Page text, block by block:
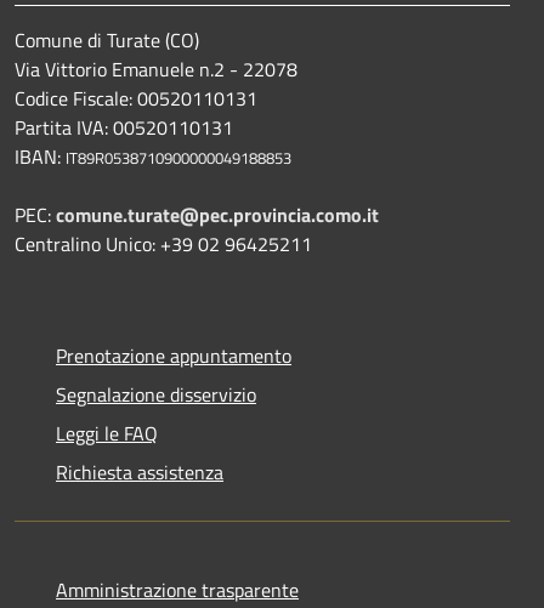
Comune di Turate (CO)
Via Vittorio Emanuele n.2 - 22078
Codice Fiscale: 00520110131
Partita IVA: 00520110131
IBAN: IT89R0538710900000049188853
PEC:comune.turate@pec.provincia.como.it
Centralino Unico: +39 02 96425211
Prenotazione appuntamento
Segnalazione disservizio
Leggi le FAQ
Richiesta assistenza
Amministrazione trasparente